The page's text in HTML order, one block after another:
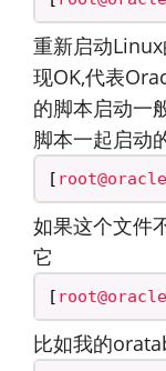
重新启动
现OK,代表
的脚本启动一
脚本一起启动
[
如果这个文件
它
[
比如我的